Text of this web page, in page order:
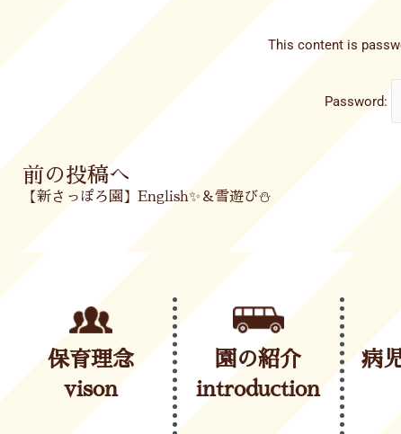
This content is
Password:
Prev
前の投稿へ
【新さっぽろ園】English✨＆雪遊び⛄
保育理念
vison
園の紹介
introduction
病